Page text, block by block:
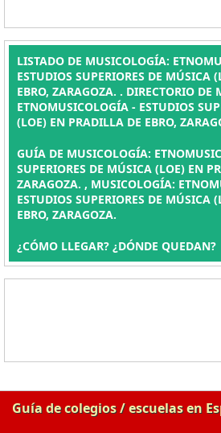
LISTADO DE MUSICOLOGÍA:
ESTUDIOS SUPERIORES DE MÚSICA
EBRO, ZARAGOZA. . DIRECTORIO DE
ETNOMUSICOLOGÍA - ESTUDIOS
(LOE) EN PRADILLA DE EBRO,
GUÍA DE MUSICOLOGÍA:
SUPERIORES DE MÚSICA (LOE) EN
ZARAGOZA. , MUSICOLOGÍA:
ESTUDIOS SUPERIORES DE MÚSICA
EBRO, ZARAGOZA.
¿CÓMO LLEGAR? ¿DÓNDE QUEDAN?
Guía de colegios / escuelas en